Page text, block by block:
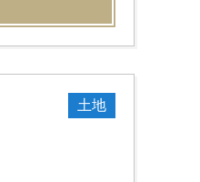
土地